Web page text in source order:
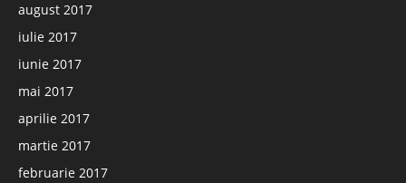
august 2017
iulie 2017
iunie 2017
mai 2017
aprilie 2017
martie 2017
februarie 2017